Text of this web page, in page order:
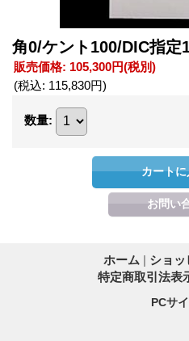
角0/ケント100/DIC指定
販売価格: 105,300円(税別)
(税込: 115,830円)
数量:
ホーム | ショッ
特定商取引法表
PCサ